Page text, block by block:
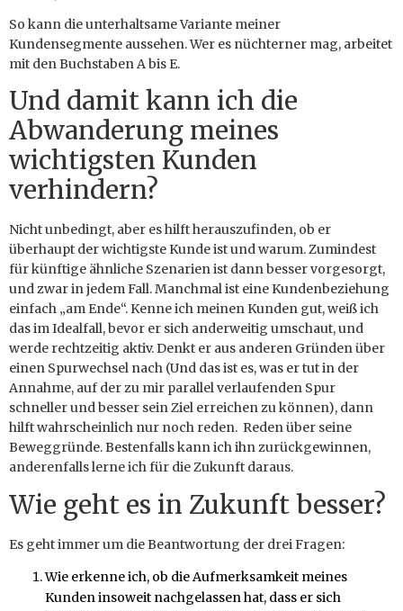
So kann die unterhaltsame Variante meiner
Kundensegmente aussehen. Wer es nüchterner mag, arbeitet
mit den Buchstaben A bis E.
Und damit kann ich die
Abwanderung meines
wichtigsten Kunden
verhindern?
Nicht unbedingt, aber es hilft herauszufinden, ob er
überhaupt der wichtigste Kunde ist und warum. Zumindest
für künftige ähnliche Szenarien ist dann besser vorgesorgt,
und zwar in jedem Fall. Manchmal ist eine Kundenbeziehung
einfach „am Ende“. Kenne ich meinen Kunden gut, weiß ich
das im Idealfall, bevor er sich anderweitig umschaut, und
werde rechtzeitig aktiv. Denkt er aus anderen Gründen über
einen Spurwechsel nach (Und das ist es, was er tut in der
Annahme, auf der zu mir parallel verlaufenden Spur
schneller und besser sein Ziel erreichen zu können), dann
hilft wahrscheinlich nur noch reden. Reden über seine
Beweggründe. Bestenfalls kann ich ihn zurückgewinnen,
anderenfalls lerne ich für die Zukunft daraus.
Wie geht es in Zukunft besser?
Es geht immer um die Beantwortung der drei Fragen:
Wie erkenne ich, ob die Aufmerksamkeit meines
Kunden insoweit nachgelassen hat, dass er sich